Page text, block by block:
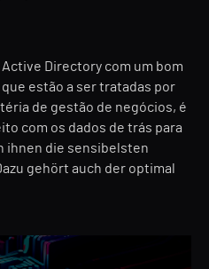
Active Directory com um bom
estão a ser tratadas por
de gestão de negócios, é
com os dados de trás para
ihnen die sensibelsten
gehört auch der optimal